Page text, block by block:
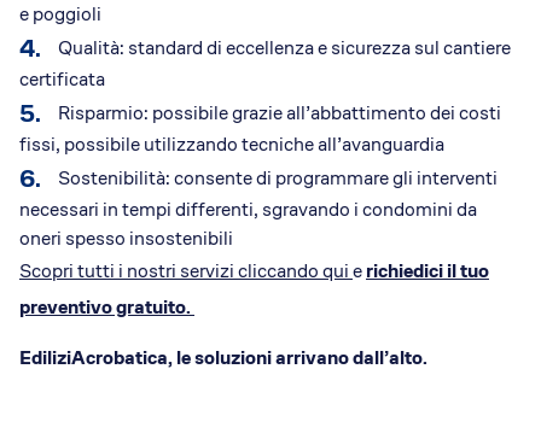
e poggioli
Qualità: standard di eccellenza e sicurezza sul cantiere
certificata
Risparmio: possibile grazie all’abbattimento dei costi
fissi, possibile utilizzando tecniche all’avanguardia
Sostenibilità: consente di programmare gli interventi
necessari in tempi differenti, sgravando i condomini da
oneri spesso insostenibili
Scopri tutti i nostri servizi cliccando quierichiedici il tuo
preventivo gratuito.
EdiliziAcrobatica, le soluzioni arrivano dall’alto.